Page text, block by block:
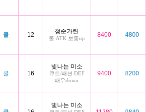
쿨 12 청순가련
쿨 ATK 보통up 8400 4800
쿨 16
빛나는 미소
큐트/패션 DEF
매우down
9400 8200
빛나는 미소